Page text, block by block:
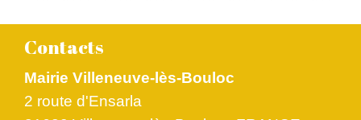
Contacts
Mairie Villeneuve-lès-Bouloc
2 route d'Ensarla